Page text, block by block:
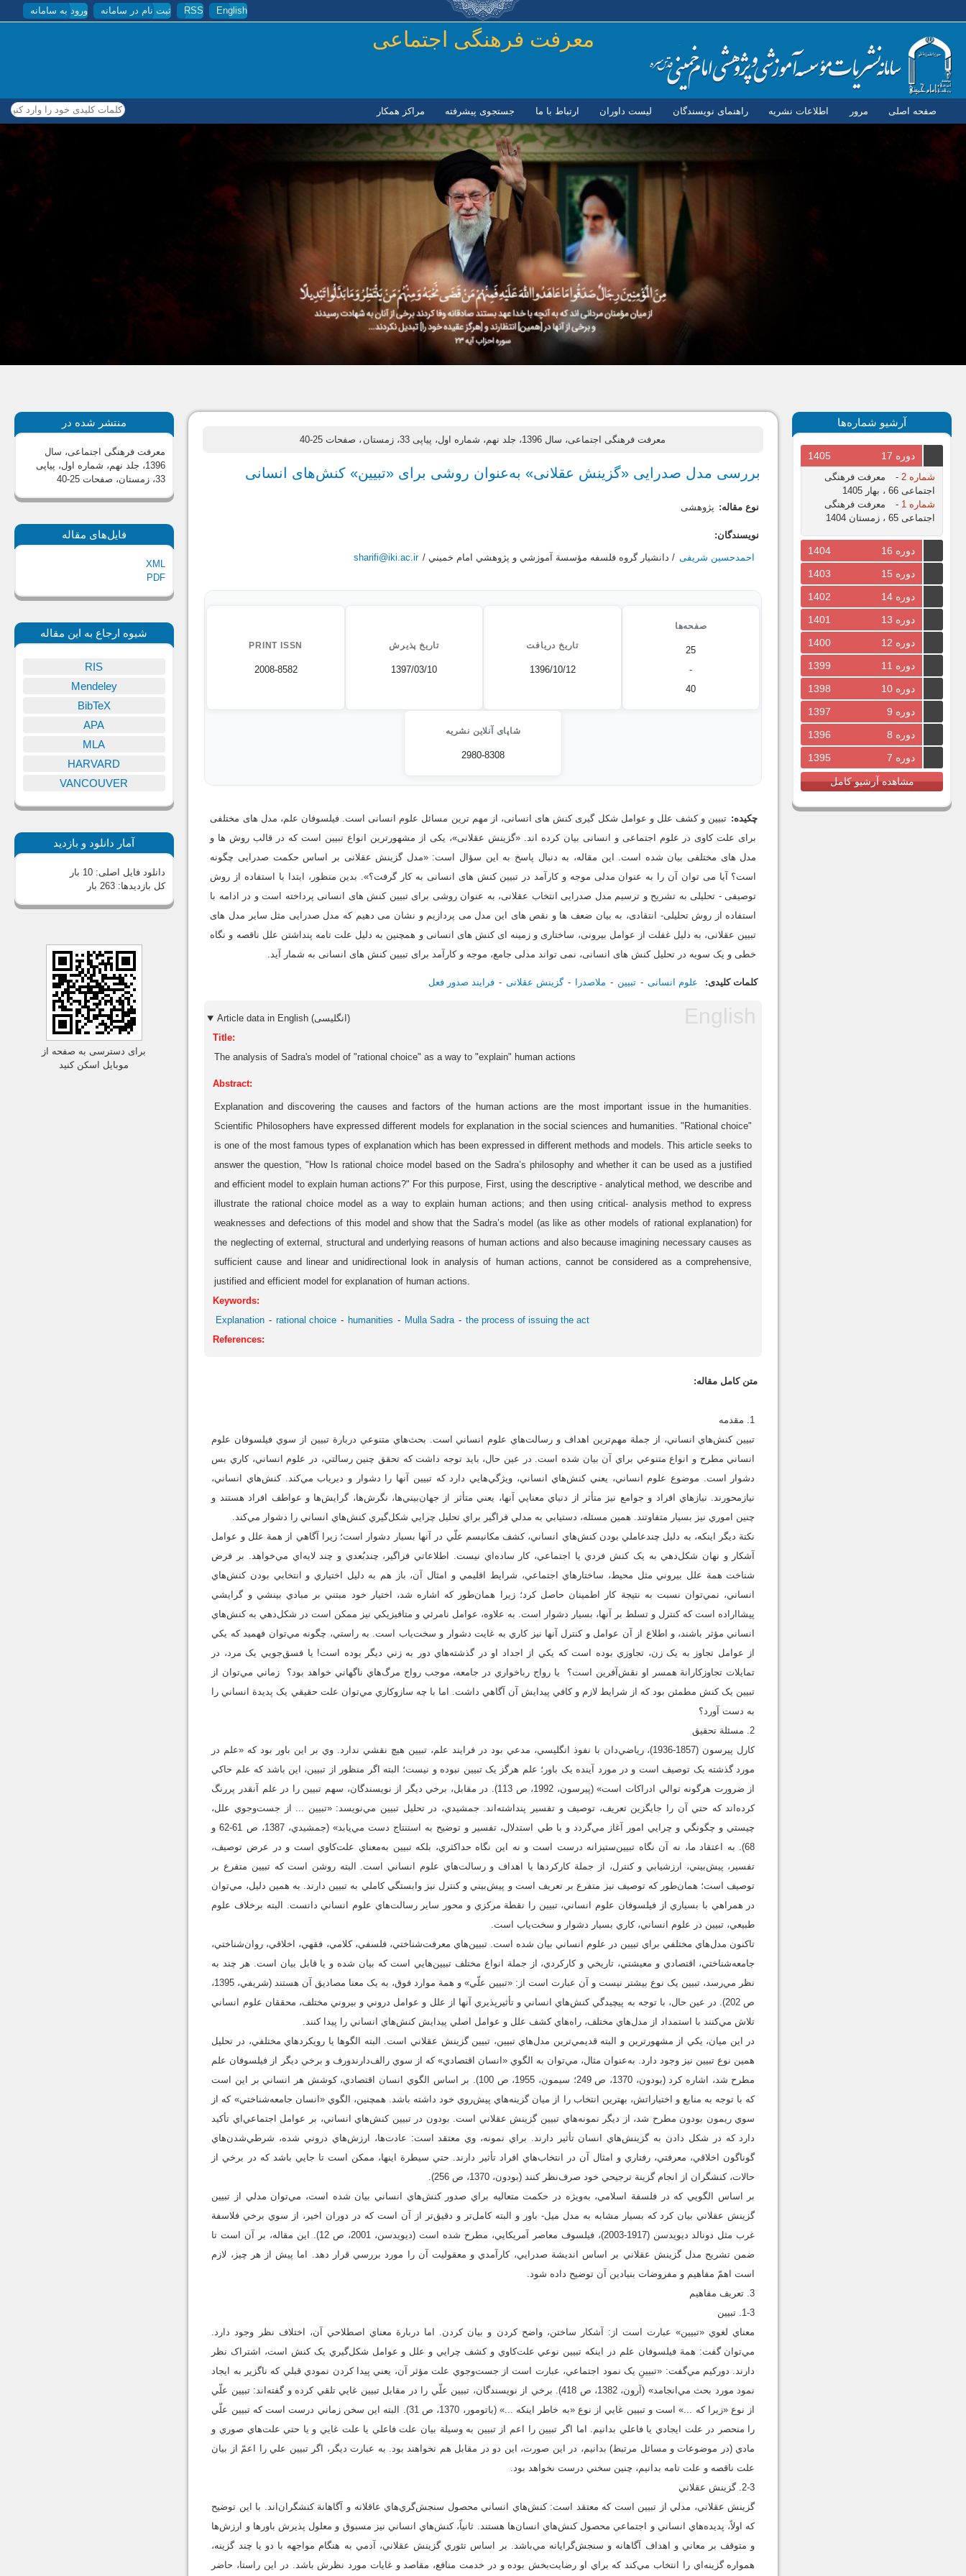
رفتن به محتوای اصلی English
RSS ثبت نام در سامانه ورود به سامانه
معرفت فرهنگی اجتماعی
صفحه اصلی مرور اطلاعات نشریه راهنمای نویسندگان لیست داوران ارتباط با ما جستجوی پیشرفته مراكز همكار کلمات کلیدی خود را وارد کنید
آرشیو شماره‌ها
دوره 17 1405
شماره 2 -
معرفت فرهنگی
اجتماعی 66 ، بهار 1405
شماره 1
-
معرفت فرهنگی
اجتماعی 65 ، زمستان 1404
دوره 16
1404
دوره 15
1403
دوره 14
1402
دوره 13
1401
دوره 12
1400
دوره 11
1399
دوره 10
1398
دوره 9
1397
دوره 8
1396
دوره 7
1395
مشاهده آرشیو کامل
معرفت فرهنگی اجتماعی، سال 1396، جلد نهم، شماره اول، پیاپی 33، زمستان ، صفحات 25-40
بررسی مدل صدرایی «گزینش عقلانی» به‌عنوان روشی برای «تبیین» کنش‌های انسانی
نوع مقاله: پژوهشی
نویسندگان:
احمدحسین شریفی / دانشيار گروه فلسفه مؤسسة آموزشي و پژوهشي امام خميني / sharifi@iki.ac.ir
صفحه‌ها
25
-
40
تاریخ دریافت
1396/10/12
تاریخ پذیرش
1397/03/10
PRINT ISSN
2008-8582
شاپای آنلاین نشریه
2980-8308
چکیده: تبیین و کشف علل و عوامل شکل گیری کنش های انسانی، از مهم ترین مسائل علوم انسانی است. فیلسوفان علم، مدل های مختلفی
برای علت کاوی در علوم اجتماعی و انسانی بیان کرده اند. «گزینش عقلانی»، یکی از مشهورترین انواع تبیین است که در قالب روش ها و
مدل های مختلفی بیان شده است. این مقاله، به دنبال پاسخ به این سؤال است: «مدل گزینش عقلانی بر اساس حکمت صدرایی چگونه
است؟ آیا می توان آن را به عنوان مدلی موجه و کارآمد در تبیین کنش های انسانی به کار گرفت؟». بدین منظور، ابتدا با استفاده از روش
توصیفی - تحلیلی به تشریح و ترسیم مدل صدرایی انتخاب عقلانی، به عنوان روشی برای تبیین کنش های انسانی پرداخته است و در ادامه با
استفاده از روش تحلیلی- انتقادی، به بیان ضعف ها و نقص های این مدل می پردازیم و نشان می دهیم که مدل صدرایی مثل سایر مدل های
تبیین عقلانی، به دلیل غفلت از عوامل بیرونی، ساختاری و زمینه ای کنش های انسانی و همچنین به دلیل علت تامه پنداشتن علل ناقصه و نگاه
خطی و یک سویه در تحلیل کنش های انسانی، نمی تواند مدلی جامع، موجه و کارآمد برای تبیین کنش های انسانی به شمار آید.
کلمات کلیدی: علوم انسانی تبیین ملاصدرا گزینش‌ عقلانی فرایند صدور فعل
Article data in English (انگلیسی)
Title:
The analysis of Sadra's model of "rational choice" as a way to "explain" human actions
Abstract:
Explanation and discovering the causes and factors of the human actions are the most important issue in the humanities.
Scientific Philosophers have expressed different models for explanation in the social sciences and humanities. "Rational choice"
is one of the most famous types of explanation which has been expressed in different methods and models. This article seeks to
answer the question, "How Is rational choice model based on the Sadra’s philosophy and whether it can be used as a justified
and efficient model to explain human actions?" For this purpose, First, using the descriptive - analytical method, we describe and
illustrate the rational choice model as a way to explain human actions; and then using critical- analysis method to express
weaknesses and defections of this model and show that the Sadra’s model (as like as other models of rational explanation) for
the neglecting of external, structural and underlying reasons of human actions and also because imagining necessary causes as
sufficient cause and linear and unidirectional look in analysis of human actions, cannot be considered as a comprehensive,
justified and efficient model for explanation of human actions.
Keywords:
Explanation
rational choice humanities Mulla Sadra
the process of issuing the act
References:
متن کامل مقاله:
1. مقدمه
تبيين کنش‌هاي انساني، از جملة مهم‌ترين اهداف و رسالت‌هاي علوم انساني است. بحث‌هاي متنوعي دربارة تبيين از سوي فيلسوفان علوم
انساني مطرح و انواع متنوعي براي آن بيان شده است. در عين حال، بايد توجه داشت که تحقق چنين رسالتي، در علوم انساني، کاري بس
دشوار است. موضوع علوم انساني، يعني کنش‌هاي انساني، ويژگي‌هايي دارد که تبيين آنها را دشوار و ديرياب مي‌کند. کنش‌هاي انساني،
نيازمحورند. نيازهاي افراد و جوامع نيز متأثر از دنياي معنايي آنها، يعني متأثر از جهان‌بيني‌ها، نگرش‌ها، گرايش‌ها و عواطف افراد هستند و
چنين اموري نيز بسيار متفاوتند. همين مسئله، دستيابي به مدلي فراگير براي تحليل چرايي شکل‌گيري کنش‌هاي انساني را دشوار مي‌کند.
نکتة ديگر اينکه، به دليل چندعاملي بودن کنش‌هاي انساني، کشف مکانيسم علّي در آنها بسيار دشوار است؛ زيرا آگاهي از همة علل و عوامل
آشکار و نهان شکل‌دهي به يک کنش فردي يا اجتماعي، کار ساده‌اي نيست. اطلاعاتي فراگير، چندبُعدي و چند لايه‌اي مي‌خواهد. بر فرض
شناخت همة علل بيروني مثل محيط، ساختارهاي اجتماعي، شرايط اقليمي و امثال آن، باز هم به دليل اختياري و انتخابي بودن کنش‌هاي
انساني، نمي‌توان نسبت به نتيجة کار اطمينان حاصل کرد؛ زيرا همان‌طور که اشاره شد، اختيار خود مبتني بر مبادي بينشي و گرايشي
پيشااراده است که کنترل و تسلط بر آنها، بسيار دشوار است. به علاوه، عوامل نامرئي و متافيزيکي نيز ممکن است در شکل‌دهي به کنش‌هاي
انساني مؤثر باشند، و اطلاع از آن عوامل و کنترل آنها نيز کاري به غايت دشوار و سخت‌ياب است. به راستي، چگونه مي‌توان فهميد که يکي
از عوامل تجاوز به يک زن، تجاوزي بوده است که يکي از اجداد او در گذشته‌هاي دور به زني ديگر بوده است! يا فسق‌جويي يک مرد، در
تمايلات تجاوزکارانة همسر او نقش‌آفرين است؟ يا رواج رباخواري در جامعه، موجب رواج مرگ‌هاي ناگهاني خواهد بود؟ زماني مي‌توان از
تبيين يک کنش مطمئن بود که از شرايط لازم و کافي پيدايش آن آگاهي داشت. اما با چه سازوکاري مي‌توان علت حقيقي يک پديدة انساني را
به دست آورد؟
2. مسئلة تحقيق
کارل پيرسون (1857-1936)، رياضي‌دان با نفوذ انگليسي، مدعي بود در فرايند علم، تبيين هيچ نقشي ندارد. وي بر اين باور بود که «علم در
مورد گذشته يک توصيف است و در مورد آينده يک باور؛ علم هرگز يک تبيين نبوده و نيست؛ البته اگر منظور از تبيين، اين باشد که علم حاکي
از ضرورت هرگونه توالي ادراکات است» (پيرسون، 1992، ص 113). در مقابل، برخي ديگر از نويسندگان، سهم تبيين را در علم آنقدر پررنگ
کرده‌اند که حتي آن را جايگزين تعريف، توصيف و تفسير پنداشته‌اند. جمشيدي، در تحليل تبيين مي‌نويسد: «تبيين ... از جست‌وجوي علل،
چيستي و چگونگي و چرايي امور آغاز مي‌گردد و با طي استدلال، تفسير و توضيح به استنتاج دست مي‌يابد» (جمشيدي، 1387، ص 61-62 و
68). به اعتقاد ما، نه آن نگاه تبيين‌ستيزانه درست است و نه اين نگاه حداکثري، بلکه تبيين به‌معناي علت‌کاوي است و در عرض توصيف،
تفسير، پيش‌بيني، ارزشيابي و کنترل، از جملة کارکردها يا اهداف و رسالت‌هاي علوم انساني است. البته روشن است که تبيين متفرع بر
توصيف است؛ همان‌طور که توصيف نيز متفرع بر تعريف است و پيش‌بيني و کنترل نيز وابستگي کاملي به تبيين دارند. به همين دليل، مي‌توان
در همراهي با بسياري از فيلسوفان علوم انساني، تبيين را نقطة مرکزي و محور ساير رسالت‌هاي علوم انساني دانست. البته برخلاف علوم
طبيعي، تبيين در علوم انساني، کاري بسيار دشوار و سخت‌ياب است.
تاکنون مدل‌هاي مختلفي براي تبيين در علوم انساني بيان شده است. تبيين‌هاي معرفت‌شناختي، فلسفي، کلامي، فقهي، اخلاقي، روان‌شناختي،
جامعه‌شناختي، اقتصادي و معيشتي، تاريخي و کارکردي، از جملة انواع مختلف تبيين‌هايي است که بيان شده و يا قابل بيان است. هر چند به
نظر مي‌رسد، تبيين يک نوع بيشتر نيست و آن عبارت است از: «تبيين علّي» و همة موارد فوق، به يک معنا مصاديق آن هستند (شريفي، 1395،
ص 202). در عين حال، با توجه به پيچيدگي‌ کنش‌هاي انساني و تأثيرپذيري آنها از علل و عوامل دروني و بيروني مختلف، محققان علوم انساني
تلاش مي‌کنند با استمداد از مدل‌هاي مختلف، راه‌هاي كشف علل و عوامل اصلي پيدايش کنش‌هاي انساني را پيدا کنند.
در اين ميان، يکي از مشهورترين و البته قديمي‌ترين مدل‌هاي تبيين، تبيين گزينش عقلاني است. البته الگوها يا رويکردهاي مختلفي، در تحليل
همين نوع تبيين نيز وجود دارد. به‌عنوان مثال، مي‌توان به الگوي «انسان اقتصادي» که از سوي رالف‌دارندورف و برخي ديگر از فيلسوفان علم
مطرح شد، اشاره کرد (بودون، 1370، ص 249؛ سيمون، 1955، ص 100). بر اساس الگوي انسان اقتصادي، کوشش هر انساني بر اين است
که با توجه به منابع و اختياراتش، بهترين انتخاب را از ميان گزينه‌هاي پيش‌روي خود داشته باشد. همچنين، الگوي «انسان جامعه‌شناختي» که از
سوي ريمون بودون مطرح شد، از ديگر نمونه‌هاي تبيين گزينش‌ عقلاني است. بودون در تبيين کنش‌هاي انساني، بر عوامل اجتماعي‌اي تأکيد
دارد که در شکل دادن به گزينش‌هاي انسان تأثير دارند. براي نمونه، وي معتقد است: عادت‌ها، ارزش‌هاي دروني شده، شرطي‌شدن‌هاي
گوناگون اخلاقي، معرفتي، رفتاري و امثال آن در انتخاب‌هاي افراد تأثير دارند. حتي سيطرة اينها، ممکن است تا جايي باشد که در برخي از
حالات، کنشگران از انجام گزينة ترجيحي خود صرف‌نظر کنند (بودون، 1370، ص 256).
بر اساس الگويي که در فلسفة اسلامي، به‌ويژه در حکمت متعاليه براي صدور کنش‌هاي انساني بيان شده است، مي‌توان مدلي از تبيين
گزينش عقلاني بيان کرد که بسيار مشابه به مدل ميل- باور و البته کامل‌تر و دقيق‌تر از آن است که در دوران اخير، از سوي برخي فلاسفة
غرب مثل دونالد ديويدسن (1917-2003)، فيلسوف معاصر آمريکايي، مطرح شده است (ديويدسن، 2001، ص 12). اين مقاله، بر آن است تا
ضمن تشريح مدل گزينش عقلاني بر اساس انديشة‌ صدرايي، کارآمدي و معقوليت آن را مورد بررسي قرار دهد. اما پيش از هر چيز، لازم
است اهمّ مفاهيم و مفروضات بنيادين آن توضيح داده شود.
3. تعريف مفاهيم
1-3. تبيين
معناي لغوي «تبيين» عبارت است از: آشکار ساختن، واضح کردن و بيان کردن. اما دربارة معناي اصطلاحي آن، اختلاف نظر وجود دارد.
مي‌توان گفت: همة فيلسوفان علم در اينکه تبيين نوعي علت‌کاوي و کشف چرايي و علل و عوامل شکل‌گيري يک کنش است، اشتراک نظر
دارند. دورکيم مي‌گفت: «تبيينِ يک نمود اجتماعي، عبارت است از جست‌وجوي علت مؤثر آن، يعني پيدا کردن نمودي قبلي که ناگزير به ايجاد
نمود مورد بحث مي‌انجامد» (آرون، 1382، ص 418). برخي از نويسندگان، تبيين علّي را در مقابل تبيين غايي تلقي کرده‌ و گفته‌اند: تبيين علّي
از نوع «زيرا که ...» است و تبيين غايي از نوع «به خاطر اينکه ...» (باتومور، 1370، ص 31). البته اين سخن زماني درست است که تبيين علّي
را منحصر در علت‌ ايجادي يا فاعلي بدانيم. اما اگر تبيين را اعم از تبيين به وسيلة بيان علت فاعلي يا علت غايي و يا حتي علت‌هاي صوري و
مادي (در موضوعات و مسائل مرتبط) بدانيم، در اين صورت، اين دو در مقابل هم نخواهند بود. به عبارت ديگر، اگر تبيين علي را اعمّ از بيان
علت ناقصه و علت تامه بدانيم، چنين سخني درست نخواهد بود.
2-3. گزينش عقلاني
گزينش عقلاني، مدلي از تبيين است که معتقد است: کنش‌هاي انساني محصول سنجش‌گري‌هاي عاقلانه و آگاهانة کنشگران‌اند. با اين توضيح
که اولاً‌، پديده‌هاي انساني و اجتماعي محصول کنش‌هاي انسان‌ها هستند. ثانياً، کنش‌هاي انساني نيز مسبوق و معلول پذيرش باورها و ارزش‌ها
و متوقف بر معاني و اهداف آگاهانه و سنجش‌گرايانه مي‌باشد. بر اساس تئوري گزينش عقلاني، آدمي به هنگام مواجهه با دو يا چند گزينه،
همواره گزينه‌اي را انتخاب مي‌کند که براي او رضايت‌بخش بوده و در خدمت منافع، مقاصد و غايات مورد نظرش باشد. در اين راستا، حاضر
منتشر شده در
معرفت فرهنگی اجتماعی، سال
1396، جلد نهم، شماره اول، پیاپی
33، زمستان
، صفحات 25-40
فایل‌های مقاله
XML
PDF
شیوه ارجاع به این مقاله
RIS
Mendeley
BibTeX
APA
MLA
HARVARD
VANCOUVER
آمار دانلود و بازدید
دانلود فایل اصلی:10 بار
کل بازدیدها:263 بار
برای دسترسی به صفحه از
موبایل اسکن کنید